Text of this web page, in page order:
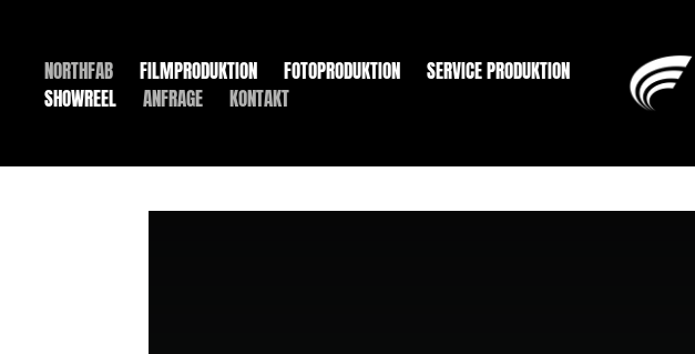
NORTHFAB FILMPRODUKTION FOTOPRODUKTION
SERVICE PRODUKTION
SHOWREEL
ANFRAGE KONTAKT